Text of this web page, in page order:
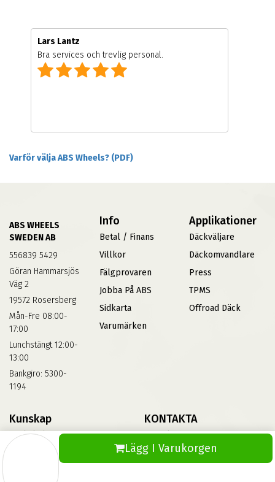
Lägg I Varukorgen
Lars Lantz
Bra services och trevlig personal.
Varför välja ABS Wheels? (PDF)
ABS WHEELS
SWEDEN AB
556839 5429
Göran Hammarsjös
Väg 2
19572 Rosersberg
Mån-Fre 08:00-
17:00
Lunchstängt 12:00-
13:00
Bankgiro: 5300-
1194
Info
Betal / Finans
Villkor
Fälgprovaren
Jobba På ABS
Sidkarta
Varumärken
Applikationer
Däckväljare
Däckomvandlare
Press
TPMS
Offroad Däck
Kunskap
Däckskola
KONTAKTA
Kontakta Oss
Vinterdäck